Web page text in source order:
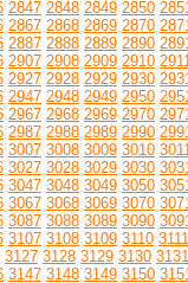
2847 2848 2849 2850
2867 2868 2869 2870
2887 2888 2889 2890
2907 2908 2909 2910
2927 2928 2929 2930
2947 2948 2949 2950
2967 2968 2969 2970
2987 2988 2989 2990
3007 3008 3009 3010
3027 3028 3029 3030
3047 3048 3049 3050
3067 3068 3069 3070
3087 3088 3089 3090
3107 3108 3109 3110 3111
3127 3128 3129 3130 3131
3147 3148 3149 3150